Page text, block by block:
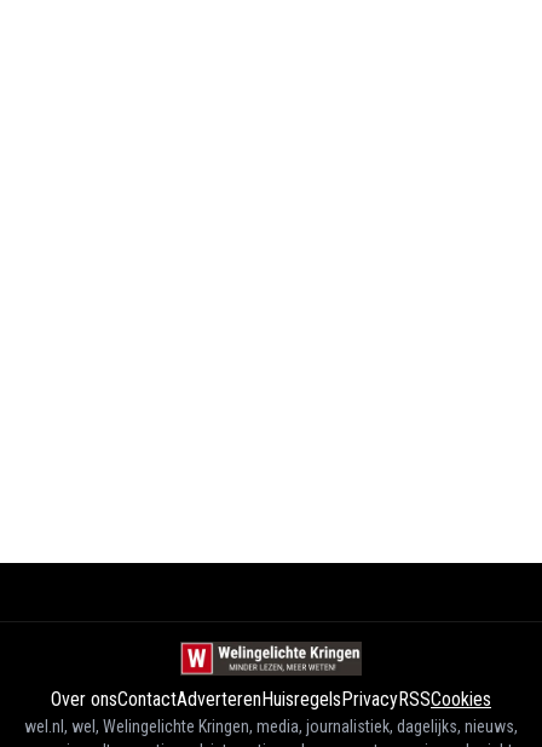
Over onsContactAdverterenHuisregels PrivacyRSSCookies
wel.nl, wel, Welingelichte Kringen, media, journalistiek, dagelijks, nieuws,